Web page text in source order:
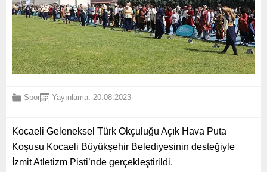
Spor Yayınlama: 20.08.2023
Kocaeli Geleneksel Türk Okçuluğu Açık Hava Puta
Koşusu Kocaeli Büyükşehir Belediyesinin desteğiyle
İzmit Atletizm Pisti’nde gerçekleştirildi.